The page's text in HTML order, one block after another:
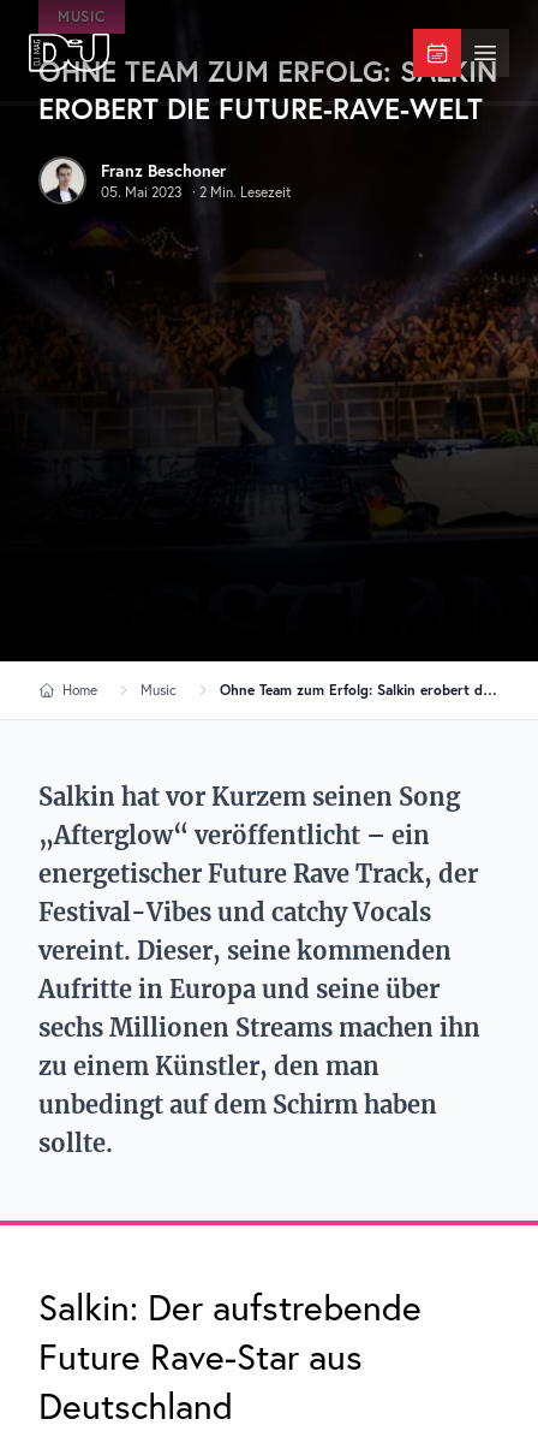
Zum Hauptinhalt springen
DJ Mag Germany Menü
MUSIC
OHNE TEAM ZUM ERFOLG: SALKIN
EROBERT DIE FUTURE-RAVE-WELT
Franz Beschoner
05. Mai 2023 · 2 Min. Lesezeit
Home Music Ohne Team zum Erfolg: Salkin erobert die Future-Rave-Welt
Salkin hat vor Kurzem seinen Song
„Afterglow“ veröffentlicht – ein
energetischer Future Rave Track, der
Festival-Vibes und catchy Vocals
vereint. Dieser, seine kommenden
Aufritte in Europa und seine über
sechs Millionen Streams machen ihn
zu einem Künstler, den man
unbedingt auf dem Schirm haben
sollte.
Salkin: Der aufstrebende
Future Rave-Star aus
Deutschland